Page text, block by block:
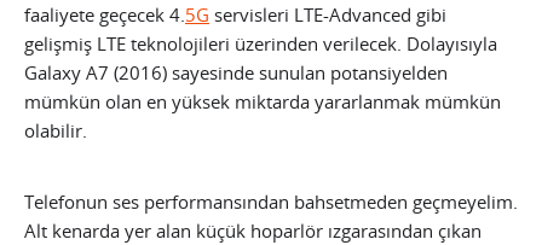
faaliyete geçecek 4.5G servisleri LTE-Advanced gibi
gelişmiş LTE teknolojileri üzerinden verilecek. Dolayısıyla
Galaxy A7 (2016) sayesinde sunulan potansiyelden
mümkün olan en yüksek miktarda yararlanmak mümkün
olabilir.
Telefonun ses performansından bahsetmeden geçmeyelim.
Alt kenarda yer alan küçük hoparlör ızgarasından çıkan